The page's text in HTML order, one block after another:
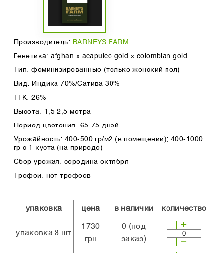
Производитель: BARNEYS FARM
Генетика: afghan x acapulco gold x colombian gold
Тип: феминизированные (только женский пол)
Вид: Индика 70%/Сатива 30%
ТГК: 26%
Высота: 1,5-2,5 метра
Период цветения: 65-75 дней
Урожайность: 400-500 гр/м2 (в помещении); 400-1000
гр с 1 куста (на природе)
Сбор урожая: середина октября
Трофеи: нет трофеев
упаковка цена в наличии количество
упаковка 3 шт
1730
грн
0 (под
заказ)